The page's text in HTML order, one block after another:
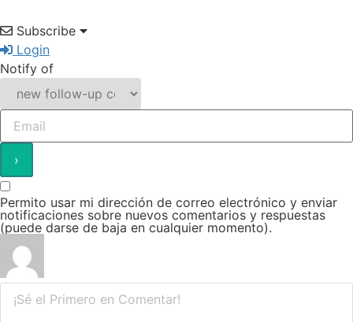
Subscribe
Login
Notify of
Permito usar mi dirección de correo electrónico y enviar
notificaciones sobre nuevos comentarios y respuestas
(puede darse de baja en cualquier momento).